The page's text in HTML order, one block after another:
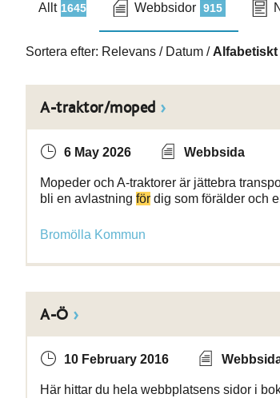
1645
Allt 915
Webbsidor
Sortera efter: Relevans / Datum / Alfabetiskt
A-traktor/moped
6 May 2026 Webbsida
Mopeder och A-traktorer är jättebra
bli en avlastning för dig som förälder och
Bromölla Kommun
A-Ö
10 February 2016
Här hittar du hela webbplatsens sidor i